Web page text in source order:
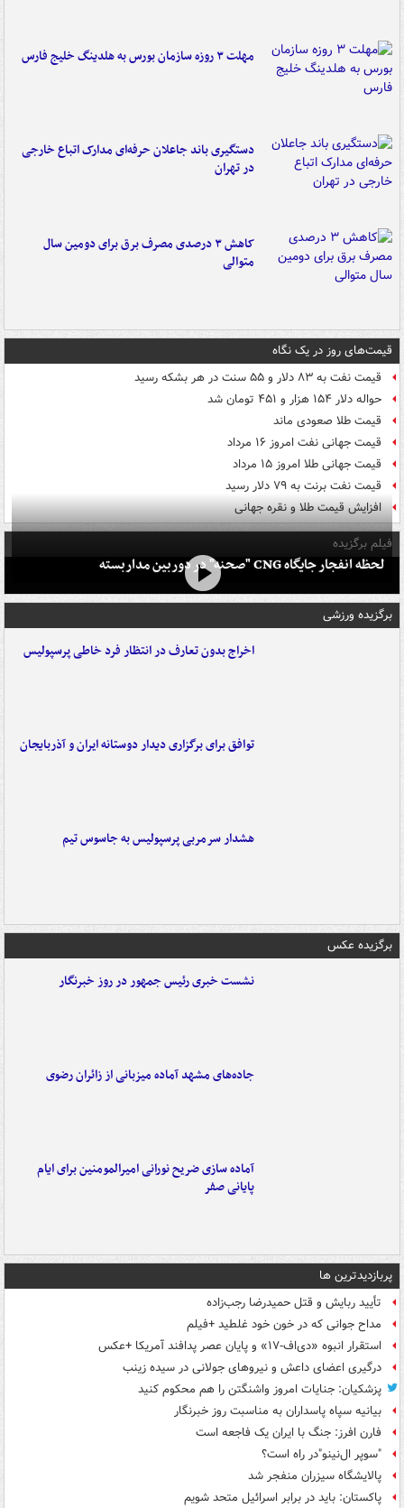
مهلت ۳ روزه سازمان بورس به هلدینگ خلیج فارس
دستگیری باند جاعلان حرفه‌ای مدارک اتباع خارجی
در تهران
کاهش ۳ درصدی مصرف برق برای دومین سال
متوالی
قیمت‌های روز در یک نگاه
قیمت نفت به ۸۳ دلار و ۵۵ سنت در هر بشکه رسید
حواله دلار ۱۵۴ هزار و ۴۵۱ تومان شد
قیمت طلا صعودی ماند
قیمت جهانی نفت امروز ۱۶ مرداد
قیمت جهانی طلا امروز ۱۵ مرداد
قیمت نفت برنت به ۷۹ دلار رسید
افزایش قیمت طلا و نقره جهانی
فیلم برگزیده
لحظه انفجار جایگاه CNG "صحنه" در دوربین مداربسته
برگزیده ورزشی
اخراج بدون تعارف در انتظار فرد خاطی پرسپولیس
توافق برای برگزاری دیدار دوستانه ایران و آذربایجان
هشدار سرمربی پرسپولیس به جاسوس تیم
برگزیده عکس
نشست خبری رئیس جمهور در روز خبرنگار
جاده‌های مشهد آماده میزبانی از زائران رضوی
آماده سازی ضریح نورانی امیرالمومنین برای ایام
پایانی صفر
پربازدیدترین ها
تأیید ربایش و قتل حمیدرضا رجب‌زاده
مداح جوانی که در خون خود غلطید +فیلم
استقرار انبوه «دی‌اف‑۱۷» و پایان عصر پدافند آمریکا +عکس
درگیری اعضای داعش و نیروهای جولانی در سیده زینب
پزشکیان: جنایات امروز واشنگتن را هم محکوم کنید
بیانیه سپاه پاسداران به مناسبت روز خبرنگار
فارن افرز: جنگ با ایران یک فاجعه است
"سوپر ال‌نینو"در راه است؟
پالایشگاه سیزران منفجر شد
پاکستان: باید در برابر اسرائیل متحد شویم